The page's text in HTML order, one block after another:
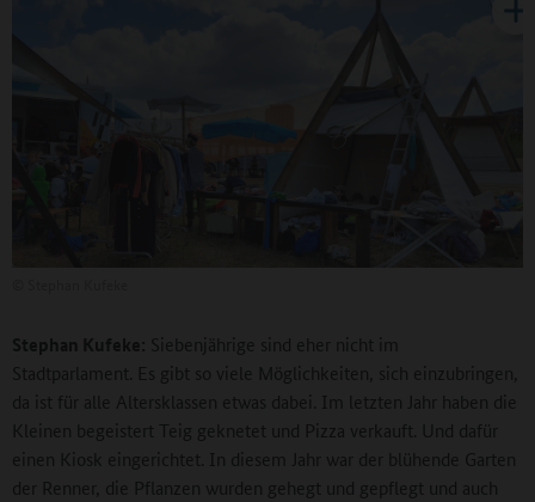
Stephan Kufeke:
Siebenjährige sind eher nicht im
Stadtparlament. Es gibt so viele Möglichkeiten, sich einzubringen,
da ist für alle Altersklassen etwas dabei. Im letzten Jahr haben die
Kleinen begeistert Teig geknetet und Pizza verkauft. Und dafür
einen Kiosk eingerichtet. In diesem Jahr war der blühende Garten
der Renner, die Pflanzen wurden gehegt und gepflegt und auch